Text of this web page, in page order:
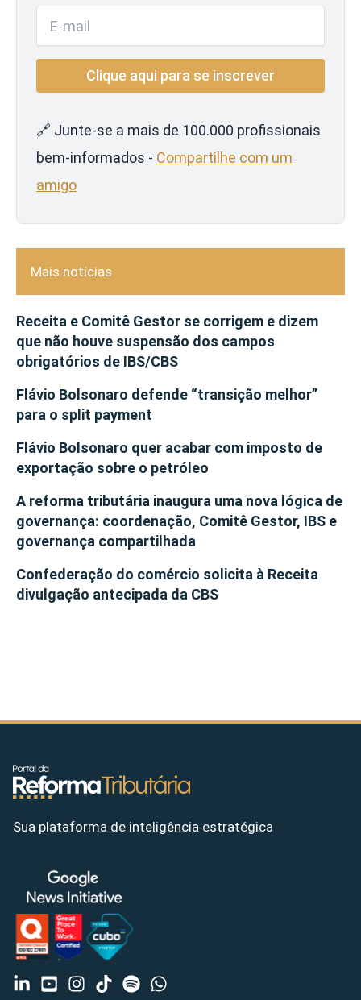
🔗 Junte-se a mais de 100.000 profissionais
bem-informados - Compartilhe com um
amigo
Mais notícias
Receita e Comitê Gestor se corrigem e dizem
que não houve suspensão dos campos
obrigatórios de IBS/CBS
Flávio Bolsonaro defende “transição melhor”
para o split payment
Flávio Bolsonaro quer acabar com imposto de
exportação sobre o petróleo
A reforma tributária inaugura uma nova lógica de
governança: coordenação, Comitê Gestor, IBS e
governança compartilhada
Confederação do comércio solicita à Receita
divulgação antecipada da CBS
Sua plataforma de inteligência estratégica